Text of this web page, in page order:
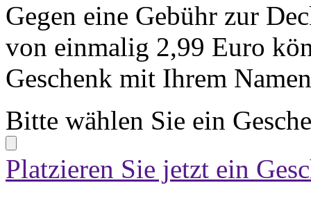
Gegen eine Gebühr zur
von einmalig 2,99 Euro
Geschenk mit Ihrem
Bitte wählen Sie ein
Platzieren Sie jetzt ein